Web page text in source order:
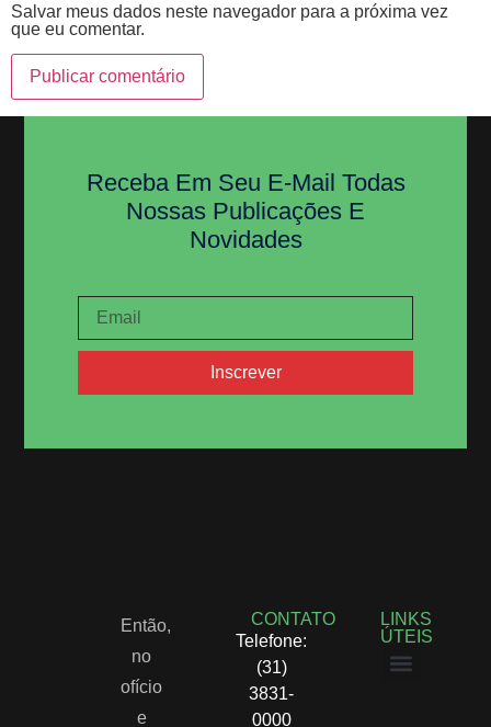
Salvar meus dados neste navegador para a próxima vez
que eu comentar.
Receba Em Seu E-Mail Todas
Nossas Publicações E
Novidades
Inscrever
Então,
no
ofício
e
CONTATO
Telefone:
(31)
3831-
0000
LINKS
ÚTEIS